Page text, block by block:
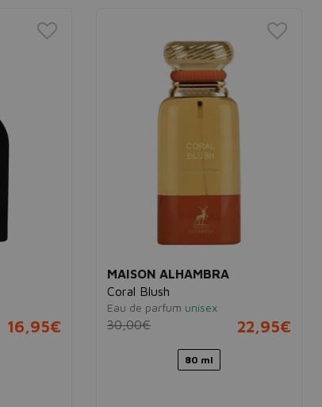
16,95€
MAISON ALHAMBRA
Coral Blush
Eau de parfum unisex
30,00€ 22,95€
80 ml